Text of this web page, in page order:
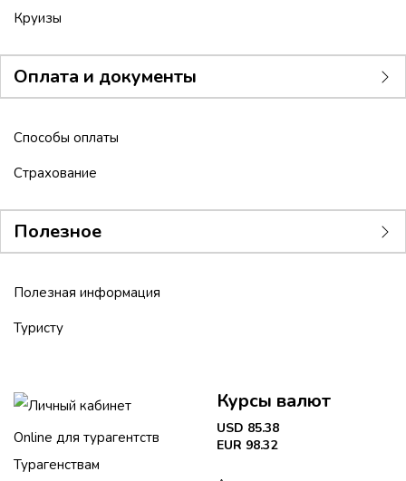
Круизы
Оплата и документы
Способы оплаты
Страхование
Полезное
Полезная информация
Туристу
Личный кабинет
Online для турагентств
Турагенствам
Курсы валют
USD 85.38
EUR 98.32